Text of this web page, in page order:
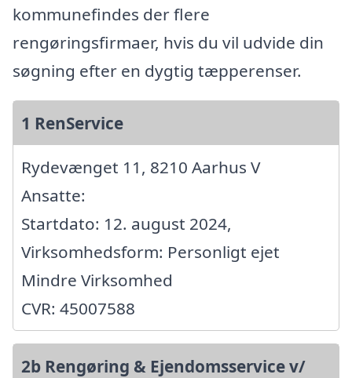
kommunefindes der flere
rengøringsfirmaer, hvis du vil udvide din
søgning efter en dygtig tæpperenser.
1 RenService
Rydevænget 11, 8210 Aarhus V
Ansatte:
Startdato: 12. august 2024,
Virksomhedsform: Personligt ejet
Mindre Virksomhed
CVR: 45007588
2b Rengøring & Ejendomsservice v/